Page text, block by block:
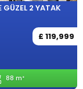
GÜZEL 2 YATAK
£ 119,999
88 m²